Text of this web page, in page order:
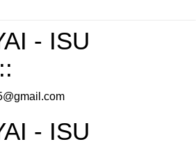
- ISU
- ISU